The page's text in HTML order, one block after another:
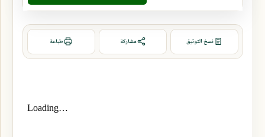
نسخ التوثيق مشاركة طباعة